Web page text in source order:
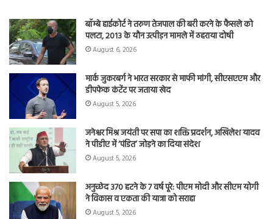
बॉम्बे हाईकोर्ट ने तरुण तेजपाल की बरी करने के फैसले को
पलटा, 2013 के यौन उत्पीड़न मामले में ठहराया दोषी
August 6, 2026
मार्क जुकरबर्ग ने भारत सरकार से माफी मांगी, सीएसएएम और
डीपफेक कंटेंट पर जताया खेद
August 5, 2026
जनेश्वर मिश्र जयंती पर सपा का शक्ति प्रदर्शन, अखिलेश यादव
ने पीडीए में ‘पंडित’ जोड़ने का दिया संदेश
August 5, 2026
अनुच्छेद 370 हटने के 7 वर्ष पूरे: पीएम मोदी और सीएम योगी
ने विकास व एकता की यात्रा को सराहा
August 5, 2026